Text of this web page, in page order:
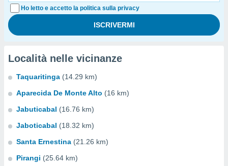
Ho letto e accetto la politica sulla privacy
Località nelle vicinanze
Taquaritinga (14.29 km)
Aparecida De Monte Alto (16 km)
Jabuticabal (16.76 km)
Jaboticabal (18.32 km)
Santa Ernestina (21.26 km)
Pirangi (25.64 km)